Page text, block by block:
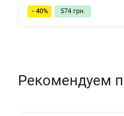
- 40% 574 грн.
Рекомендуем